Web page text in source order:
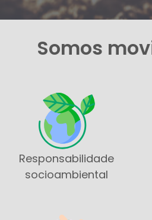
Somos
Responsabilidade
socioambiental